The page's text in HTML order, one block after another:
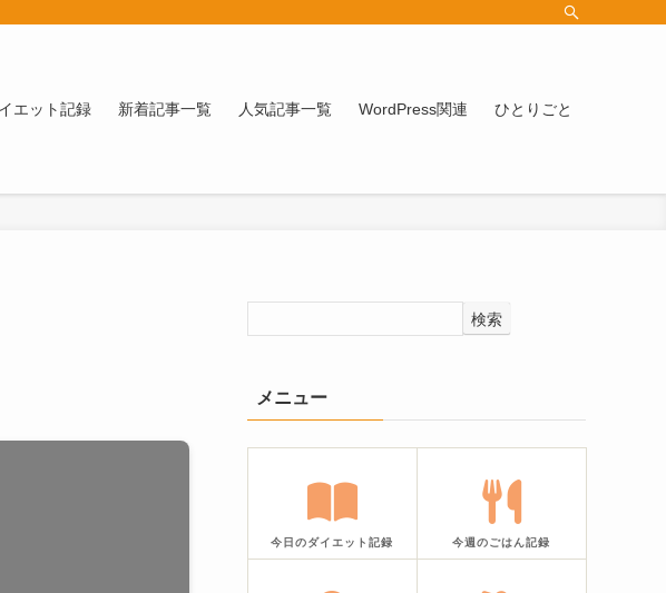
エット記録 新着記事一覧 人気記事一覧 WordPress関連 ひとりごと
検索
メニュー
今日のダイエット記録 今週のごはん記録